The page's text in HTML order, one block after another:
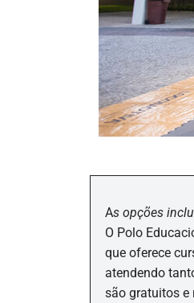
As opções
O Polo
que oferece
atendendo
são gratuitos e